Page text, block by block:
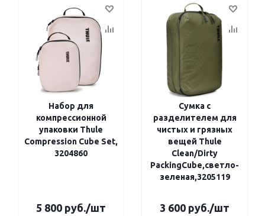
Набор для
компрессионной
упаковки Thule
Compression Cube Set,
3204860
5 800 руб./шт
Сумка с
разделителем для
чистых и грязных
вещей Thule
Clean/Dirty
PackingCube,светло-
зеленая,3205119
3 600 руб./шт